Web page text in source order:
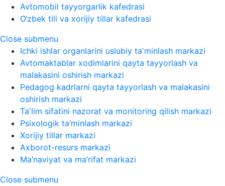
Avtomobil tayyorgarlik kafedrasi
O‘zbek tili va xorijiy tillar kafedrasi
Close submenu
Ichki ishlar organlarini uslubiy taʼminlash markazi
Avtomaktablar xodimlarini qayta tayyorlash va
malakasini oshirish markazi
Pedagog kadrlarni qayta tayyorlash va malakasini
oshirish markazi
Taʼlim sifatini nazorat va monitoring qilish markazi
Psixologik ta’minlash markazi
Xorijiy tillar markazi
Axborot-resurs markazi
Ma’naviyat va ma’rifat markazi
Close submenu